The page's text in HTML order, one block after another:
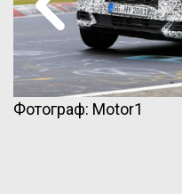
Фотограф: Motor1